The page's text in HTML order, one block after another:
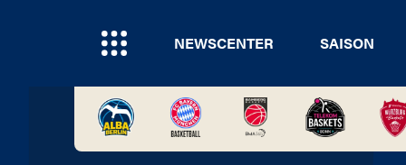
NEWSCENTER SAISON